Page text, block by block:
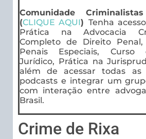
Comunidade
(CLIQUE AQUI) Tenha
Prática na Advocacia
Completo de Direito
Penais Especiais, Curso
Jurídico, Prática na
além de acessar todas as
podcasts e integrar um
com interação entre
Brasil.
Crime de Rixa